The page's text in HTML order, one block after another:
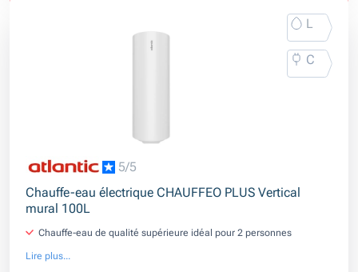
L
C
5/5
Chauffe-eau électrique CHAUFFEO PLUS Vertical
mural 100L
Chauffe-eau de qualité supérieure idéal pour 2 personnes
Lire plus...